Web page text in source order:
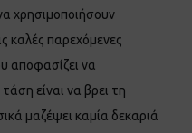
χρησιμοποιήσουν
καλές παρεχόμενες
αποφασίζει να
είναι να βρει τη
μαζέψει καμία δεκαριά